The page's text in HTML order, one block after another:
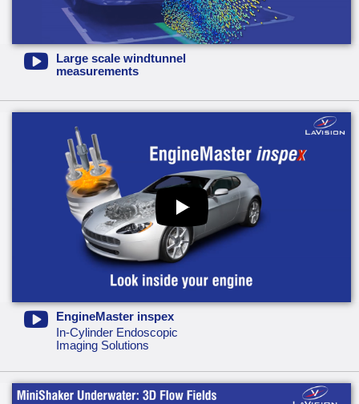
Large scale windtunnel
measurements
EngineMaster inspex
In-Cylinder Endoscopic
Imaging Solutions